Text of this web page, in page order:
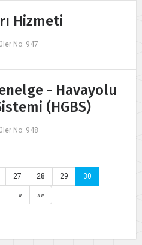
Hizmeti
No: 947
- Havayolu
(HGBS)
No: 948
27 28 29 30
» »»